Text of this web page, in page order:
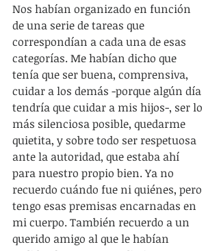
Nos habían organizado en función
de una serie de tareas que
correspondían a cada una de esas
categorías. Me habían dicho que
tenía que ser buena, comprensiva,
cuidar a los demás -porque algún día
tendría que cuidar a mis hijos-, ser lo
más silenciosa posible, quedarme
quietita, y sobre todo ser respetuosa
ante la autoridad, que estaba ahí
para nuestro propio bien. Ya no
recuerdo cuándo fue ni quiénes, pero
tengo esas premisas encarnadas en
mi cuerpo. También recuerdo a un
querido amigo al que le habían